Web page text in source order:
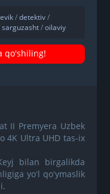
/detektiv/
sarguzasht/oilaviy
qo'shiling!
II Premyera Uzbek
4K Ultra UHD tas-ix
bilan birgalikda
yoʻl qoʻymaslik